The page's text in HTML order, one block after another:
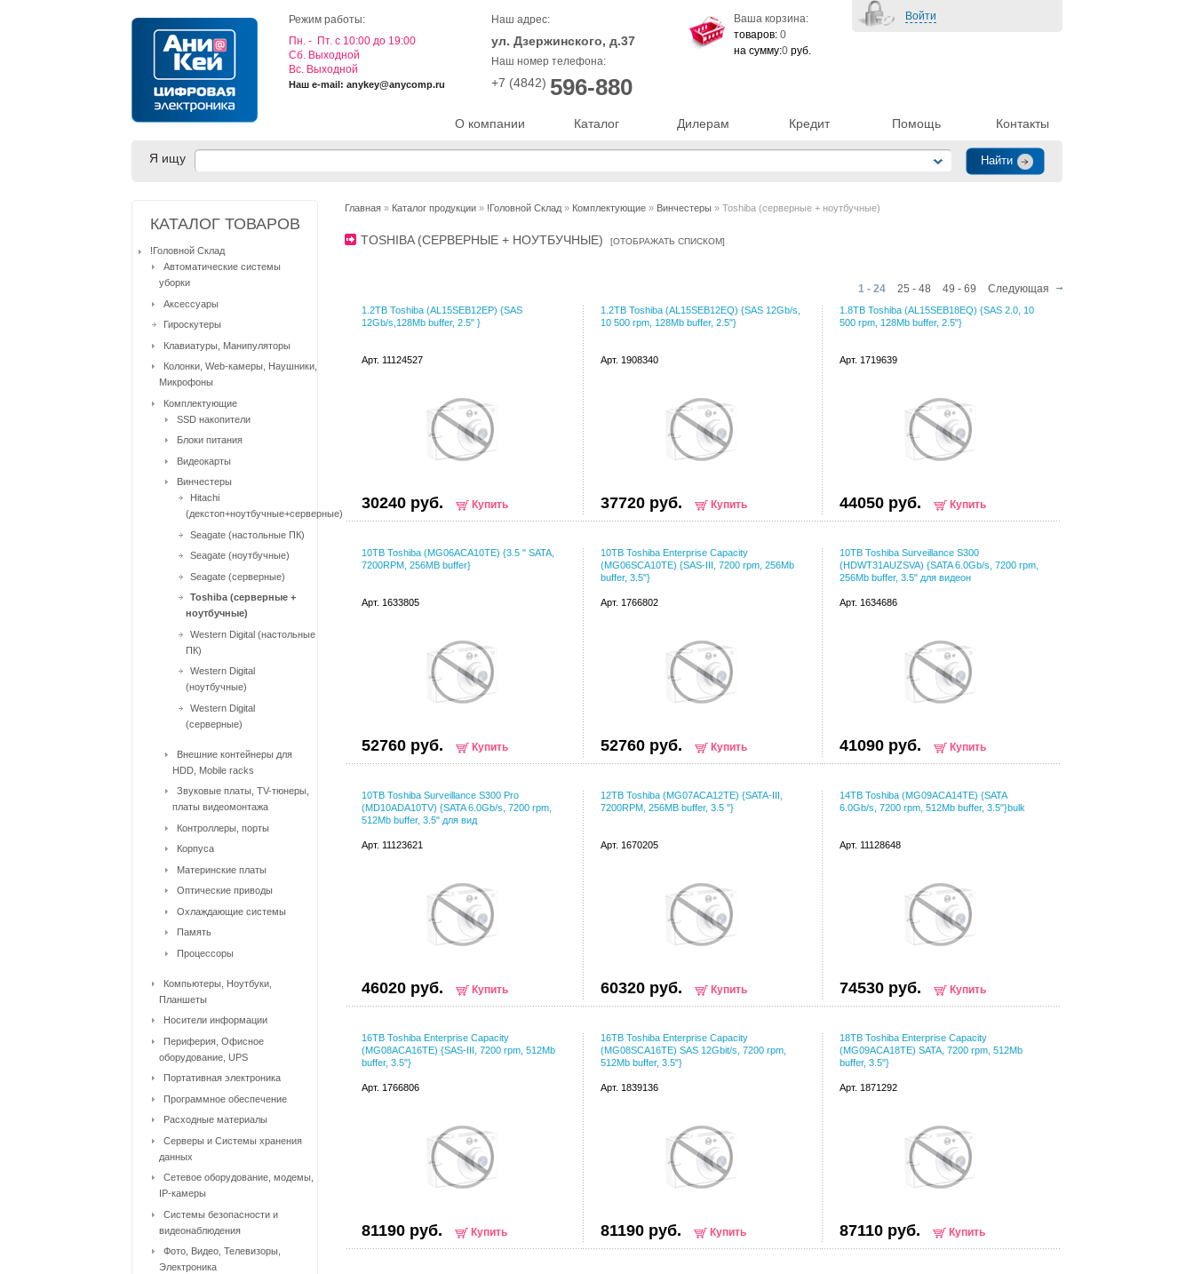
О компании Каталог Дилерам Кредит Помощь Контакты
Режим работы:
Пн. - Пт. с 10:00 до 19:00
Cб. Выходной
Вс. Выходной
Наш e-mail: anykey@anycomp.ru
Наш адрес:
ул. Дзержинского, д.37
Наш номер телефона:
+7 (4842) 596-880
Войти
Ваша корзина:
товаров: 0
на сумму:0 руб.
Я ищу
Главная » Каталог продукции » !Головной Склад » Комплектующие » Винчестеры » Toshiba (серверные + ноутбучные)
TOSHIBA (СЕРВЕРНЫЕ + НОУТБУЧНЫЕ) [ОТОБРАЖАТЬ СПИСКОМ]
1 - 24 25 - 48 49 - 69 Следующая
1.2TB Toshiba (AL15SEB12EP) {SAS
12Gb/s,128Mb buffer, 2.5" }
Арт. 11124527
30240 руб. Купить
1.2TB Toshiba (AL15SEB12EQ) {SAS 12Gb/s,
10 500 rpm, 128Mb buffer, 2.5"}
Арт. 1908340
37720 руб. Купить
1.8TB Toshiba (AL15SEB18EQ) {SAS 2.0, 10
500 rpm, 128Mb buffer, 2.5"}
Арт. 1719639
44050 руб. Купить
10TB Toshiba (MG06ACA10TE) {3.5 " SATA,
7200RPM, 256MB buffer}
Арт. 1633805
52760 руб. Купить
10TB Toshiba Enterprise Capacity
(MG06SCA10TE) {SAS-III, 7200 rpm, 256Mb
buffer, 3.5"}
Арт. 1766802
52760 руб. Купить
10TB Toshiba Surveillance S300
(HDWT31AUZSVA) {SATA 6.0Gb/s, 7200 rpm,
256Mb buffer, 3.5" для видеон
Арт. 1634686
41090 руб. Купить
10TB Toshiba Surveillance S300 Pro
(MD10ADA10TV) {SATA 6.0Gb/s, 7200 rpm,
512Mb buffer, 3.5" для вид
Арт. 11123621
46020 руб. Купить
12TB Toshiba (MG07ACA12TE) {SATA-III,
7200RPM, 256MB buffer, 3.5 "}
Арт. 1670205
60320 руб. Купить
14TB Toshiba (MG09ACA14TE) {SATA
6.0Gb/s, 7200 rpm, 512Mb buffer, 3.5"}bulk
Арт. 11128648
74530 руб. Купить
16TB Toshiba Enterprise Capacity
(MG08ACA16TE) {SAS-III, 7200 rpm, 512Mb
buffer, 3.5"}
Арт. 1766806
81190 руб. Купить
16TB Toshiba Enterprise Capacity
(MG08SCA16TE) SAS 12Gbit/s, 7200 rpm,
512Mb buffer, 3.5"}
Арт. 1839136
81190 руб. Купить
18TB Toshiba Enterprise Capacity
(MG09ACA18TE) SATA, 7200 rpm, 512Mb
buffer, 3.5"}
Арт. 1871292
87110 руб. Купить
КАТАЛОГ ТОВАРОВ
!Головной Склад
Автоматические системы
уборки
Аксессуары
Гироскутеры
Клавиатуры, Манипуляторы
Колонки, Web-камеры, Наушники,
Микрофоны
Комплектующие
SSD накопители
Блоки питания
Видеокарты
Винчестеры
Hitachi
(декстоп+ноутбучные+серверные)
Seagate (настольные ПК)
Seagate (ноутбучные)
Seagate (серверные)
Toshiba (серверные +
ноутбучные)
Western Digital (настольные
ПК)
Western Digital
(ноутбучные)
Western Digital
(серверные)
Внешние контейнеры для
HDD, Mobile racks
Звуковые платы, TV-тюнеры,
платы видеомонтажа
Контроллеры, порты
Корпуса
Материнские платы
Оптические приводы
Охлаждающие системы
Память
Процессоры
Компьютеры, Ноутбуки,
Планшеты
Носители информации
Периферия, Офисное
оборудование, UPS
Портативная электроника
Программное обеспечение
Расходные материалы
Серверы и Системы хранения
данных
Сетевое оборудование, модемы,
IP-камеры
Системы безопасности и
видеонаблюдения
Фото, Видео, Телевизоры,
Электроника